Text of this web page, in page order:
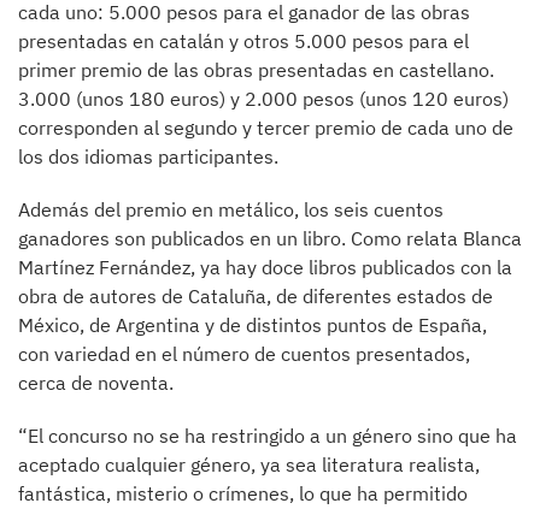
cada uno: 5.000 pesos para el ganador de las obras
presentadas en catalán y otros 5.000 pesos para el
primer premio de las obras presentadas en castellano.
3.000 (unos 180 euros) y 2.000 pesos (unos 120 euros)
corresponden al segundo y tercer premio de cada uno de
los dos idiomas participantes.
Además del premio en metálico, los seis cuentos
ganadores son publicados en un libro. Como relata Blanca
Martínez Fernández, ya hay doce libros publicados con la
obra de autores de Cataluña, de diferentes estados de
México, de Argentina y de distintos puntos de España,
con variedad en el número de cuentos presentados,
cerca de noventa.
“El concurso no se ha restringido a un género sino que ha
aceptado cualquier género, ya sea literatura realista,
fantástica, misterio o crímenes, lo que ha permitido